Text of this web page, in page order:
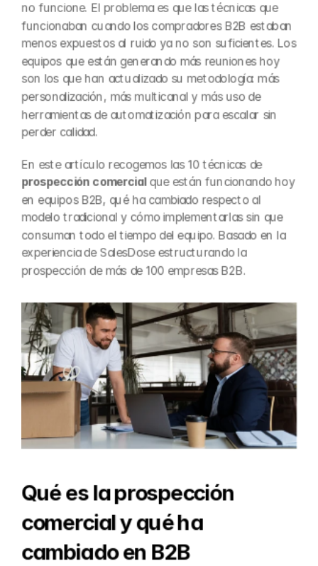
no funcione. El problema es que las técnicas que
funcionaban cuando los compradores B2B estaban
menos expuestos al ruido ya no son suficientes. Los
equipos que están generando más reuniones hoy
son los que han actualizado su metodología: más
personalización, más multicanal y más uso de
herramientas de automatización para escalar sin
perder calidad.
En este artículo recogemos las 10 técnicas de
prospección comercial que están funcionando hoy
en equipos B2B, qué ha cambiado respecto al
modelo tradicional y cómo implementarlas sin que
consuman todo el tiempo del equipo. Basado en la
experiencia de SalesDose estructurando la
prospección de más de 100 empresas B2B.
Qué es la prospección
comercial y qué ha
cambiado en B2B